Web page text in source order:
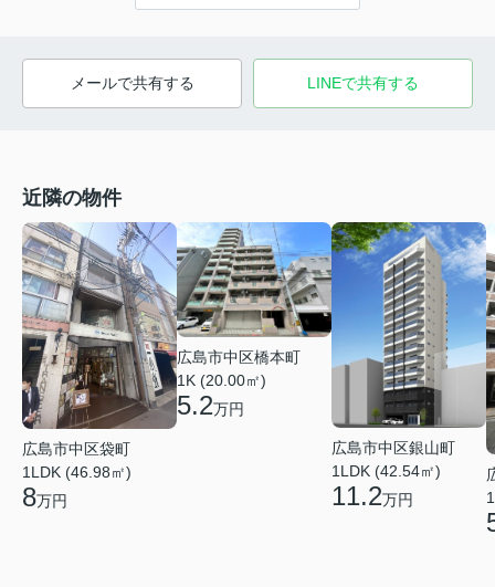
メールで共有する LINEで共有する
近隣の物件
広島市中区袋町
1LDK (46.98㎡)
8万円
広島市中区橋本町
1K (20.00㎡)
5.2万円
広島市中区銀山町
1LDK (42.54㎡)
11.2万円